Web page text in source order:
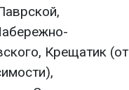
Крещатик (от